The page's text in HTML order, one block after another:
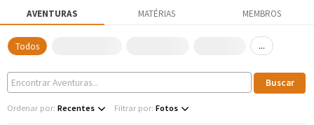
AVENTURAS MATÉRIAS MEMBROS
Todos ...
Ordenar por: Recentes Filtrar por: Fotos